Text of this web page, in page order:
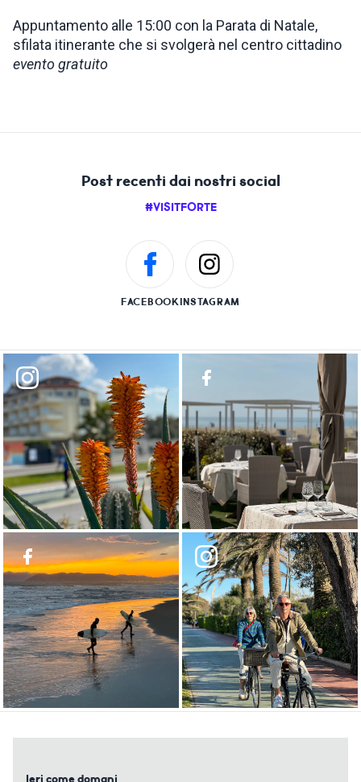
Appuntamento alle 15:00 con la Parata di Natale,
sfilata itinerante che si svolgerà nel centro cittadino
evento gratuito
Post recenti dai nostri social
#VISITFORTE
FACEBOOKINSTAGRAM